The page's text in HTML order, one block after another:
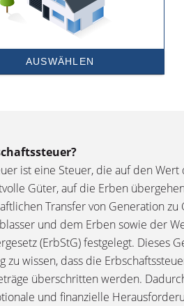
ist eine Steuer, die auf den
Güter, auf die Erben
Transfer von Generation
und dem Erben sowie der
(ErbStG) festgelegt.
zu wissen, dass die
überschritten werden.
und finanzielle